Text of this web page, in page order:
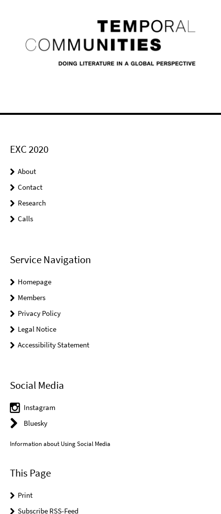
EXC 2020
About
Contact
Research
Calls
Service Navigation
Homepage
Members
Privacy Policy
Legal Notice
Accessibility Statement
Social Media
Instagram
Bluesky
Information about Using Social Media
This Page
Print
Subscribe RSS-Feed